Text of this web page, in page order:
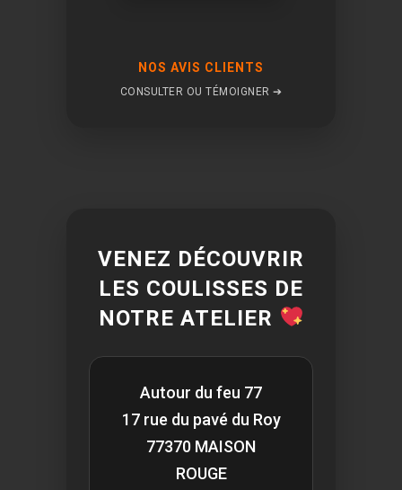
NOS AVIS CLIENTS
CONSULTER OU TÉMOIGNER ➔
VENEZ DÉCOUVRIR
LES COULISSES DE
NOTRE ATELIER
Autour du feu 77
17 rue du pavé du Roy
77370 MAISON
ROUGE